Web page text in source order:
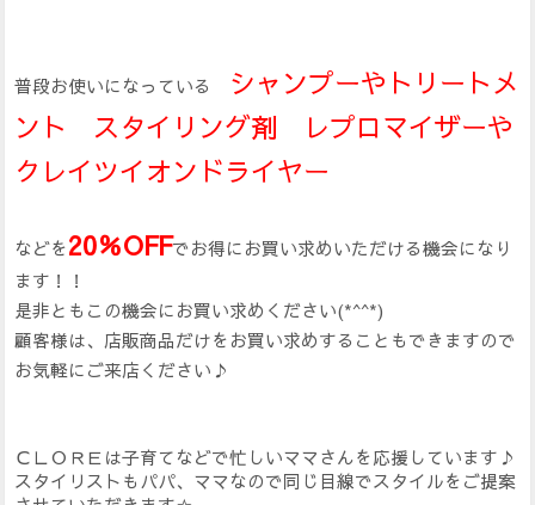
普段お使いになっている
シャンプーやトリートメ
ント スタイリング剤 レプロマイザーや
クレイツイオンドライヤー
などを20％OFFでお得にお買い求めいただける機会になり
ます！！
是非ともこの機会にお買い求めください(*^^*)
顧客様は、店販商品だけをお買い求めすることもできますので
お気軽にご来店ください♪
ＣＬＯＲＥは子育てなどで忙しいママさんを応援しています♪
スタイリストもパパ、ママなので同じ目線でスタイルをご提案